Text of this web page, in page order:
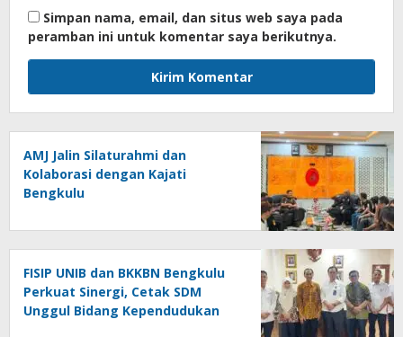
Simpan nama, email, dan situs web saya pada
peramban ini untuk komentar saya berikutnya.
AMJ Jalin Silaturahmi dan
Kolaborasi dengan Kajati
Bengkulu
FISIP UNIB dan BKKBN Bengkulu
Perkuat Sinergi, Cetak SDM
Unggul Bidang Kependudukan